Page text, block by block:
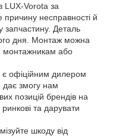
LUX-Vorota за
причину несправності й
запчастину. Деталь
дня. Монтаж можна
монтажникам або
офіційним дилером
дає змогу нам
позицій брендів на
та дарувати
шкоду від